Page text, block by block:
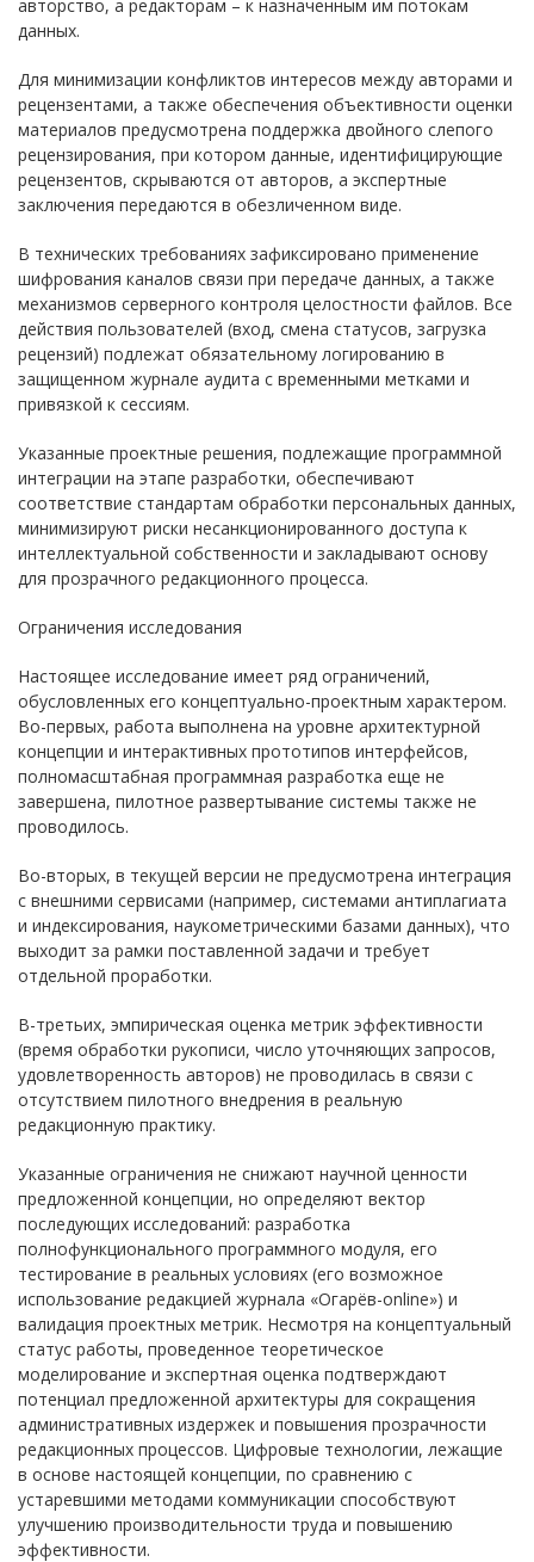
авторство, а редакторам – к назначенным им потокам
данных.
Для минимизации конфликтов интересов между авторами и
рецензентами, а также обеспечения объективности оценки
материалов предусмотрена поддержка двойного слепого
рецензирования, при котором данные, идентифицирующие
рецензентов, скрываются от авторов, а экспертные
заключения передаются в обезличенном виде.
В технических требованиях зафиксировано применение
шифрования каналов связи при передаче данных, а также
механизмов серверного контроля целостности файлов. Все
действия пользователей (вход, смена статусов, загрузка
рецензий) подлежат обязательному логированию в
защищенном журнале аудита с временными метками и
привязкой к сессиям.
Указанные проектные решения, подлежащие программной
интеграции на этапе разработки, обеспечивают
соответствие стандартам обработки персональных данных,
минимизируют риски несанкционированного доступа к
интеллектуальной собственности и закладывают основу
для прозрачного редакционного процесса.
Ограничения исследования
Настоящее исследование имеет ряд ограничений,
обусловленных его концептуально-проектным характером.
Во-первых, работа выполнена на уровне архитектурной
концепции и интерактивных прототипов интерфейсов,
полномасштабная программная разработка еще не
завершена, пилотное развертывание системы также не
проводилось.
Во-вторых, в текущей версии не предусмотрена интеграция
с внешними сервисами (например, системами антиплагиата
и индексирования, наукометрическими базами данных), что
выходит за рамки поставленной задачи и требует
отдельной проработки.
В-третьих, эмпирическая оценка метрик эффективности
(время обработки рукописи, число уточняющих запросов,
удовлетворенность авторов) не проводилась в связи с
отсутствием пилотного внедрения в реальную
редакционную практику.
Указанные ограничения не снижают научной ценности
предложенной концепции, но определяют вектор
последующих исследований: разработка
полнофункционального программного модуля, его
тестирование в реальных условиях (его возможное
использование редакцией журнала «Огарёв-online») и
валидация проектных метрик. Несмотря на концептуальный
статус работы, проведенное теоретическое
моделирование и экспертная оценка подтверждают
потенциал предложенной архитектуры для сокращения
административных издержек и повышения прозрачности
редакционных процессов. Цифровые технологии, лежащие
в основе настоящей концепции, по сравнению с
устаревшими методами коммуникации способствуют
улучшению производительности труда и повышению
эффективности.